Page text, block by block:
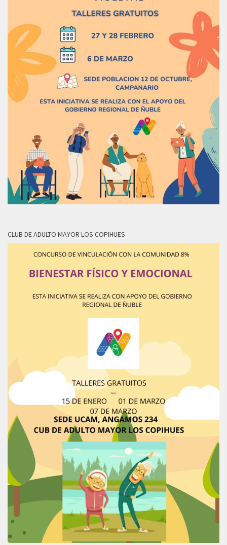
CLUB DE ADULTO MAYOR LOS COPIHUES